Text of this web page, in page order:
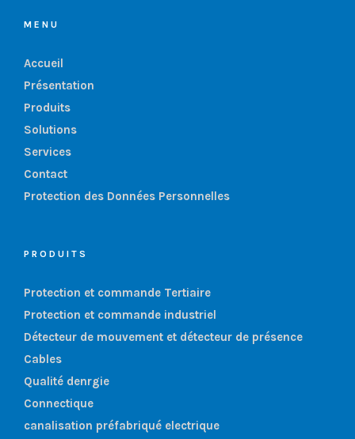
MENU
Accueil
Présentation
Produits
Solutions
Services
Contact
Protection des Données Personnelles
PRODUITS
Protection et commande Tertiaire
Protection et commande industriel
Détecteur de mouvement et détecteur de présence
Cables
Qualité denrgie
Connectique
canalisation préfabriqué electrique